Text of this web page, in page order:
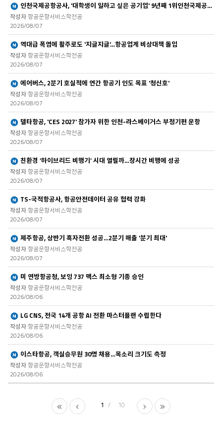
공
소
식
목
록
새글
인천국제공항공사, '대학생이 일하고 싶은 공기업' 9년째 1위인천국제공항공사..
항공운항서비스학전공
2026/08/07
새글
역대급 폭염에 활주로도 '지글지글'…항공업계 비상대책 돌입
항공운항서비스학전공
2026/08/07
새글
에어버스, 2분기 호실적에 연간 항공기 인도 목표 '청신호'
항공운항서비스학전공
2026/08/07
새글
델타항공, 'CES 2027' 참가자 위한 인천-라스베이거스 부정기편 운항
항공운항서비스학전공
2026/08/07
새글
친환경 ‘하이브리드 비행기’ 시대 열릴까…장시간 비행에 성공
항공운항서비스학전공
2026/08/07
새글
TS-국적항공사, 항공안전데이터 공유 협력 강화
항공운항서비스학전공
2026/08/07
새글
제주항공, 상반기 흑자전환 성공…2분기 매출 '분기 최대'
항공운항서비스학전공
2026/08/07
새글
미 연방항공청, 보잉 737 맥스 최소형 기종 승인
항공운항서비스학전공
2026/08/06
새글
LG CNS, 전국 14개 공항 AI 전환 마스터플랜 수립한다
항공운항서비스학전공
2026/08/06
새글
이스타항공, 객실승무원 30명 채용…목소리 크기도 측정
항공운항서비스학전공
2026/08/06
1 10